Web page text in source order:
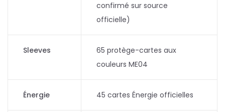
confirmé sur source
officielle)
Sleeves
65 protège-cartes aux
couleurs ME04
Énergie 45 cartes Énergie officielles